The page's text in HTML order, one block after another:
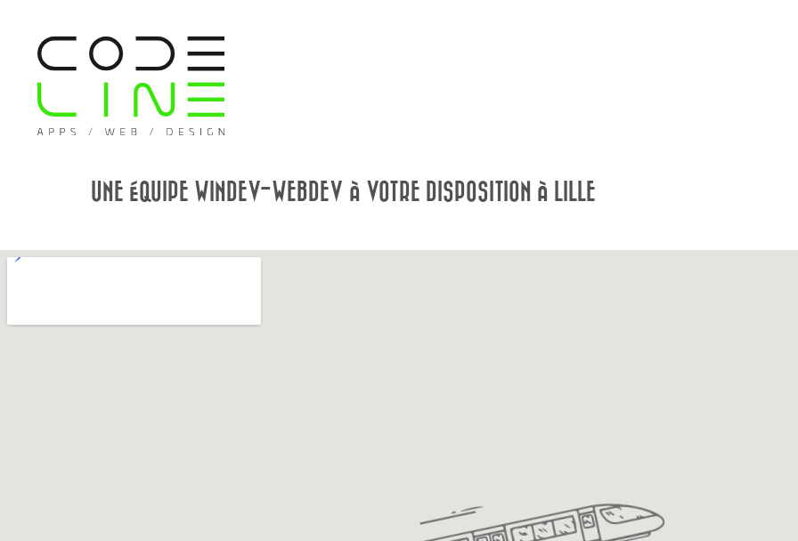
UNE ÉQUIPE WINDEV-WEBDEV À VOTRE DISPOSITION À LILLE